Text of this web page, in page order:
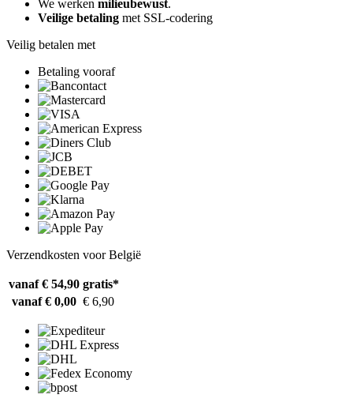
We werken milieubewust.
Veilige betaling met SSL-codering
Veilig betalen met
Betaling vooraf
Verzendkosten voor België
vanaf € 54,90 gratis*
vanaf € 0,00 € 6,90